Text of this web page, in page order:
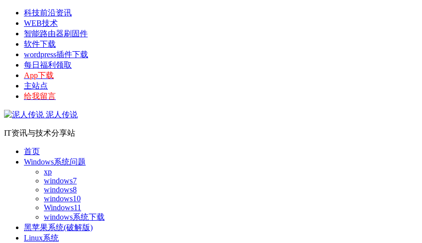
科技前沿资讯
WEB技术
智能路由器刷固件
软件下载
wordpress插件下载
每日福利领取
App下载
主站点
给我留言
泥人传说
IT资讯与技术分享站
首页
Windows系统问题
xp
windows7
windows8
windows10
Windows11
windows系统下载
黑苹果系统(破解版)
Linux系统